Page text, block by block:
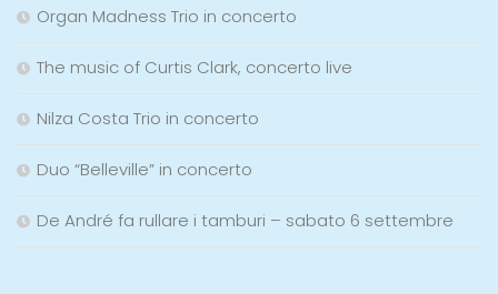
Organ Madness Trio in concerto
The music of Curtis Clark, concerto live
Nilza Costa Trio in concerto
Duo “Belleville” in concerto
De André fa rullare i tamburi – sabato 6 settembre